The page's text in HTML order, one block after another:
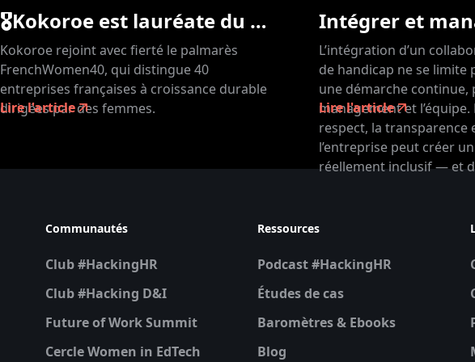
🎖Kokoroe est lauréate du palmarès FrenchWomen40 !
Kokoroe rejoint avec fierté le palmarès
FrenchWomen40, qui distingue 40
entreprises françaises à croissance durable
dirigées par des femmes.
Lire l'article
L’intégration d’un
de handicap ne se limite
une démarche continue,
management et
respect, la transparence
l’entreprise peut créer
réellement inclusif — et
Lire l'article
Communautés
Club #HackingHR
Club #Hacking D&I
Future of Work Summit
Cercle Women in EdTech
Ressources
Podcast #HackingHR
Études de cas
Baromètres & Ebooks
Blog